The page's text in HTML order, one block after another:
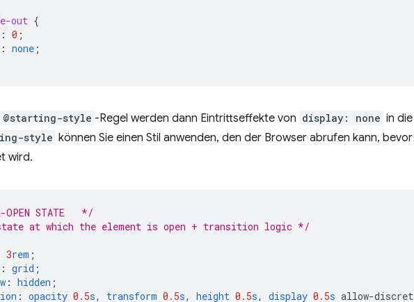
out {
: 0 ;
: none ;
@starting-style -Regel werden dann Eintrittseffekte von display: none in
style können Sie einen Stil anwenden, den der Browser abrufen kann,
wird.
STATE   */
at which the element is open + transition logic */
3rem ;
: grid ;
: hidden ;
: opacity 0.5s, transform 0.5s, height 0.5s, display 0.5s allow-